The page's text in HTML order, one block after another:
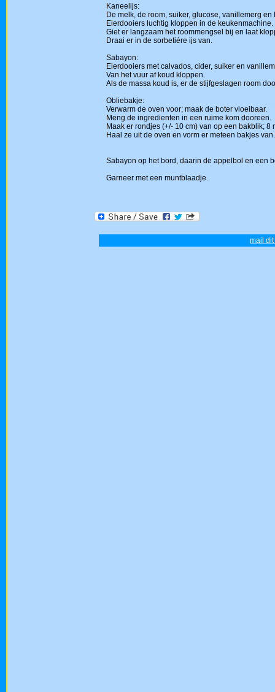
Kaneelijs:
De melk, de room, suiker, glucose, vanillemerg
Eierdooiers luchtig kloppen in de keukenmachine.
Giet er langzaam het roommengsel bij en laat
Draai er in de sorbetiére ijs van.
Sabayon:
Eierdooiers met calvados, cider, suiker en
Van het vuur af koud kloppen.
Als de massa koud is, er de stijfgeslagen room
Obliebakje:
Verwarm de oven voor; maak de boter vloeibaar.
Meng de ingredienten in een ruime kom dooreen.
Maak er rondjes (+/- 10 cm) van op een bakblik;
Haal ze uit de oven en vorm er meteen bakjes van.
Sabayon op het bord, daarin de appelbol en een
Garneer met een muntblaadje.
mail